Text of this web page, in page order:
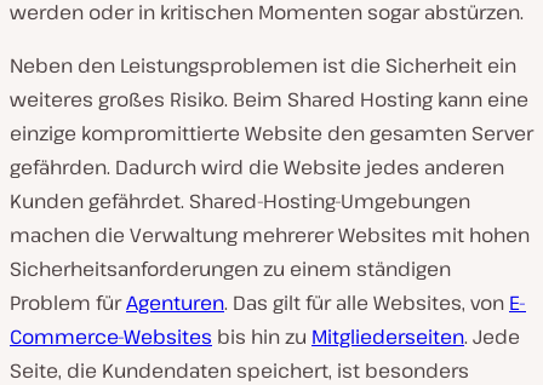
werden oder in kritischen Momenten sogar abstürzen.
Neben den Leistungsproblemen ist die Sicherheit ein
weiteres großes Risiko. Beim Shared Hosting kann eine
einzige kompromittierte Website den gesamten Server
gefährden. Dadurch wird die Website jedes anderen
Kunden gefährdet. Shared-Hosting-Umgebungen
machen die Verwaltung mehrerer Websites mit hohen
Sicherheitsanforderungen zu einem ständigen
Problem fürAgenturen. Das gilt für alle Websites, von E-
Commerce-Websites bis hin zu Mitgliederseiten. Jede
Seite, die Kundendaten speichert, ist besonders